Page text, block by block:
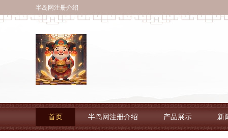
半岛网注册介绍
首页 半岛网注册介绍 产品展示 新